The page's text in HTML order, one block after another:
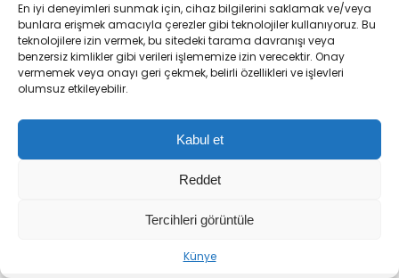
En iyi deneyimleri sunmak için, cihaz bilgilerini saklamak ve/veya
bunlara erişmek amacıyla çerezler gibi teknolojiler kullanıyoruz. Bu
teknolojilere izin vermek, bu sitedeki tarama davranışı veya
benzersiz kimlikler gibi verileri işlememize izin verecektir. Onay
vermemek veya onayı geri çekmek, belirli özellikleri ve işlevleri
olumsuz etkileyebilir.
Kabul et
Reddet
Tercihleri görüntüle
Künye
+ -
ABONE OL
Adalet Bakanı Akın Gürlek, kırmızı bültenle 10 yıldır
yakalanmasına ilişkin önemli açıklamalarda
bulundu. Gürlek,
geçerse geçsin, hiçbir hain adaletten
yargısı önünde mutlaka verecektir”